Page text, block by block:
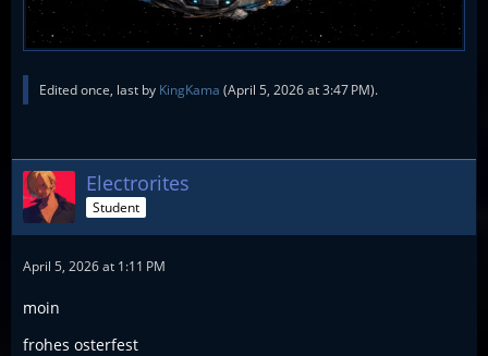
Edited once, last by KingKama (April 5, 2026 at 3:47 PM).
Electrorites
Student
April 5, 2026 at 1:11 PM
moin
frohes osterfest